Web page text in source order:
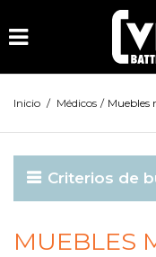
Inicio / Médicos / Muebles
Criterios de
MUEBLES